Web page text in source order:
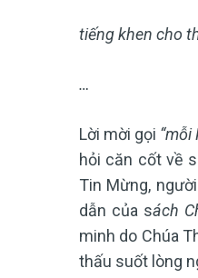
tiếng khen cho
…
Lời mời gọi
hỏi căn cốt về
Tin Mừng,
dẫn của sách
minh do Chúa
thấu suốt lòng